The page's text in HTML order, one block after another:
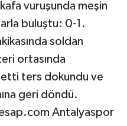
vuruşunda meşin
buluştu: 0-1.
soldan
ortasında
ters dokundu ve
geri döndü.
Antalyaspor